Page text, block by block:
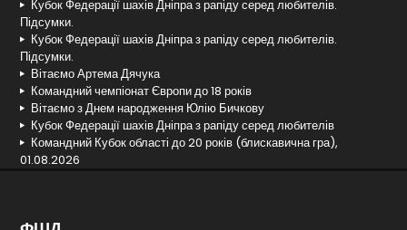
Кубок Федерації шахів Дніпра з рапіду серед любителів.
Підсумки.
Кубок Федерації шахів Дніпра з рапіду серед любителів.
Підсумки.
Вітаємо Артема Дячука
Командний чемпіонат Європи до 18 років
Вітаємо з Днем народження Юлію Бичкову
Кубок Федерації шахів Дніпра з рапіду серед любителів
Командний Кубок області до 20 років (блискавична гра),
01.08.2026